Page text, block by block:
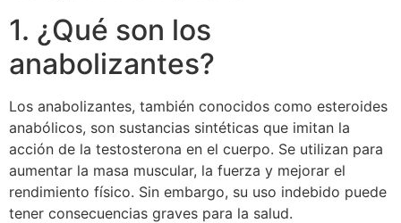
1. ¿Qué son los
anabolizantes?
Los anabolizantes, también conocidos como esteroides
anabólicos, son sustancias sintéticas que imitan la
acción de la testosterona en el cuerpo. Se utilizan para
aumentar la masa muscular, la fuerza y mejorar el
rendimiento físico. Sin embargo, su uso indebido puede
tener consecuencias graves para la salud.